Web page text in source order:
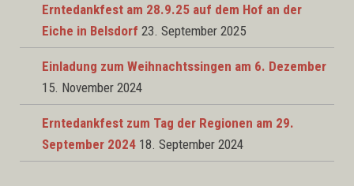
Erntedankfest am 28.9.25 auf dem Hof an der
Eiche in Belsdorf 23. September 2025
Einladung zum Weihnachtssingen am 6. Dezember
15. November 2024
Erntedankfest zum Tag der Regionen am 29.
September 2024 18. September 2024